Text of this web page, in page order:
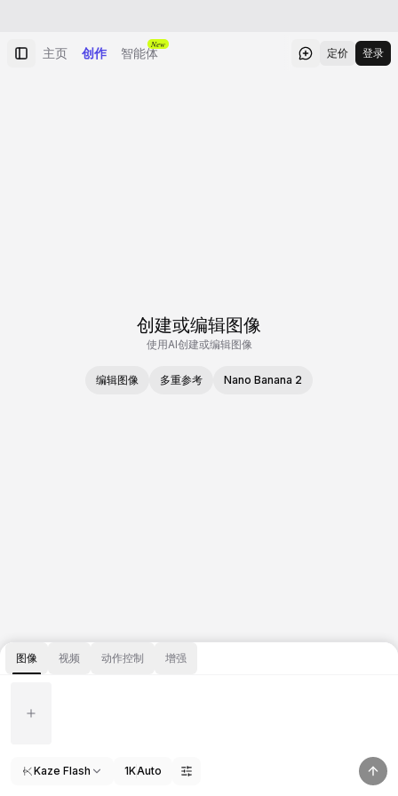
主页 创作 智能体
New
定价 登录
创建或编辑图像
使用AI创建或编辑图像
编辑图像 多重参考 Nano Banana 2
图像 视频 动作控制 增强
Kaze Flash 1KAuto